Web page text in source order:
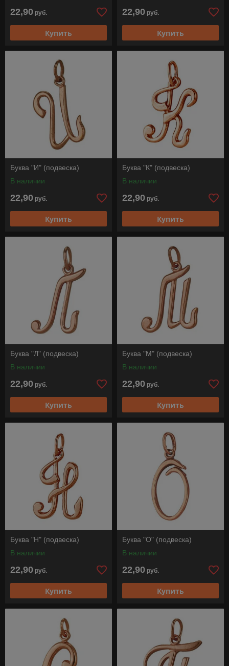
22,90 руб.
Купить
22,90 руб.
Купить
Буква "И" (подвеска)
В наличии
22,90 руб.
Купить
Буква "К" (подвеска)
В наличии
22,90 руб.
Купить
Буква "Л" (подвеска)
В наличии
22,90 руб.
Купить
Буква "М" (подвеска)
В наличии
22,90 руб.
Купить
Буква "Н" (подвеска)
В наличии
22,90 руб.
Купить
Буква "О" (подвеска)
В наличии
22,90 руб.
Купить